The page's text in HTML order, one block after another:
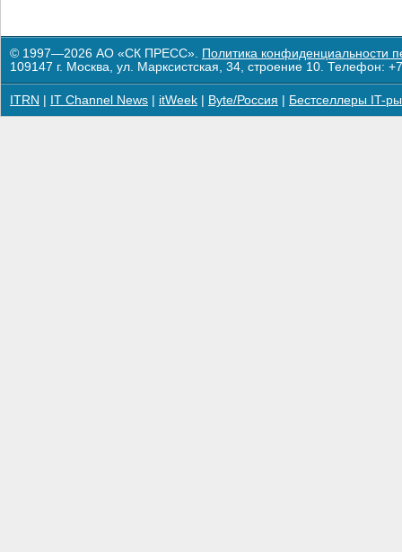
© 1997—2026 АО «СК ПРЕСС». Политика конфиденциальности
109147 г. Москва, ул. Марксистская, 34, строение 10. Телефон:
ITRN IT Channel News itWeek Byte/Россия Бестселлеры IT-